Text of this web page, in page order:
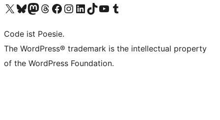
Das X-Konto (früher Twitter) von WordPress.org besuchen
Das Bluesky-Konto von WordPress.org besuchen
Das Mastodon-Konto von WordPress.org besuchen
Das Threads-Konto von WordPress.org besuchen
Die Facebook-Seite von WordPress.org besuchen
Das Instagram-Konto von WordPress.org besuchen
Das LinkedIn-Konto von WordPress.org besuchen
Das TikTok-Konto von WordPress.org besuchen
Den YouTube-Kanal von WordPress.org besuchen
Das Tumblr-Konto von WordPress.org besuchen
Code ist Poesie.
The WordPress® trademark is the intellectual property
of the WordPress Foundation.